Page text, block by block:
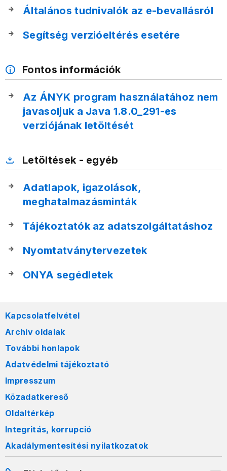
Általános tudnivalók az e-bevallásról
Segítség verzióeltérés esetére
Fontos információk
Az ÁNYK program használatához nem
javasoljuk a Java 1.8.0_291-es
verziójának letöltését
Letöltések - egyéb
Adatlapok, igazolások,
meghatalmazásminták
Tájékoztatók az adatszolgáltatáshoz
Nyomtatványtervezetek
ONYA segédletek
Kapcsolatfelvétel
Archív oldalak
További honlapok
Adatvédelmi tájékoztató
Impresszum
Közadatkereső
Oldaltérkép
Integritás, korrupció
Akadálymentesítési nyilatkozatok